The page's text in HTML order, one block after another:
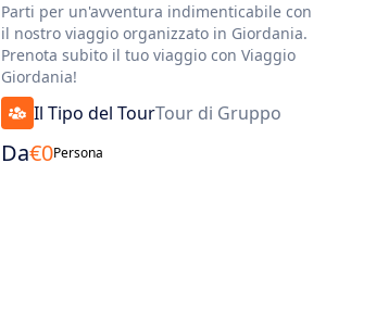
Parti per un'avventura indimenticabile con
il nostro viaggio organizzato in Giordania.
Prenota subito il tuo viaggio con Viaggio
Giordania!
Il Tipo del TourTour di Gruppo
Da€0Persona